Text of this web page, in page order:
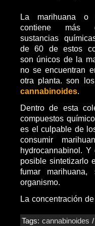
La marihuana o
contiene más
sustancias
de 60 de estos
son únicos de la
no se encuentran
otra planta. son
cannabinoides.
Dentro de esta
compuestos
es el culpable de
consumir
hydrocannabinol.
posible sintetizarlo
fumar
organismo.
La concentración
Tags:cannabinoides /